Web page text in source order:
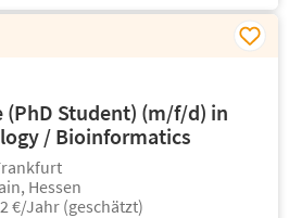
(PhD Student) (m/f/d) in
/ Bioinformatics
Hessen
€/Jahr (geschätzt)